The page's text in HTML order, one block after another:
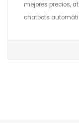
mejores precios,
chatbots